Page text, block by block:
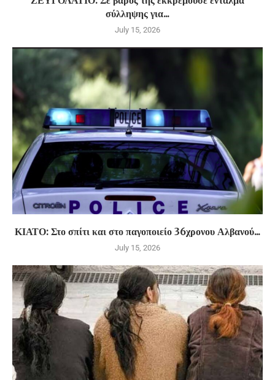
σύλληψης για...
July 15, 2026
ΚΙΑΤΟ: Στο σπίτι και στο παγοποιείο 36χρονου Αλβανού...
July 15, 2026